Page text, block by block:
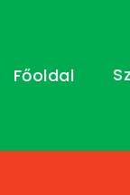
Főoldal